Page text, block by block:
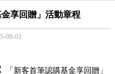
金享回贈」活動章程
08-01
「新客首筆認購基金享回贈」